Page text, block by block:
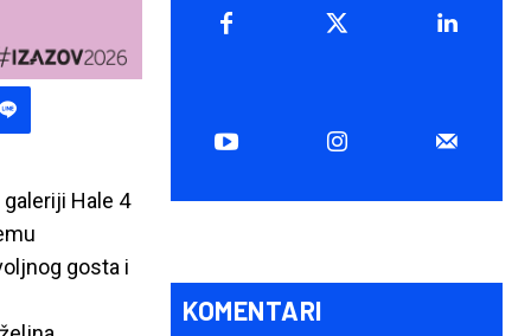
Hale 4
gosta i
KOMENTARI